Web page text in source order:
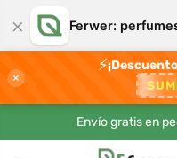
× Ferwer:
×
⚡
Envío gratis en